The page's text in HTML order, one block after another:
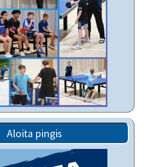
Aloita pingis